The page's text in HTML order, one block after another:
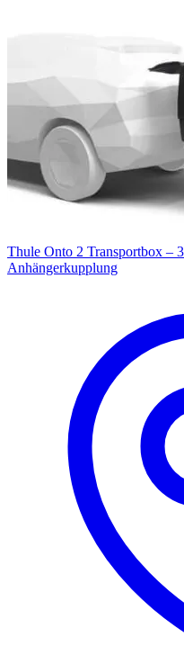
Thule Onto 2 Transportbox –
Anhängerkupplung